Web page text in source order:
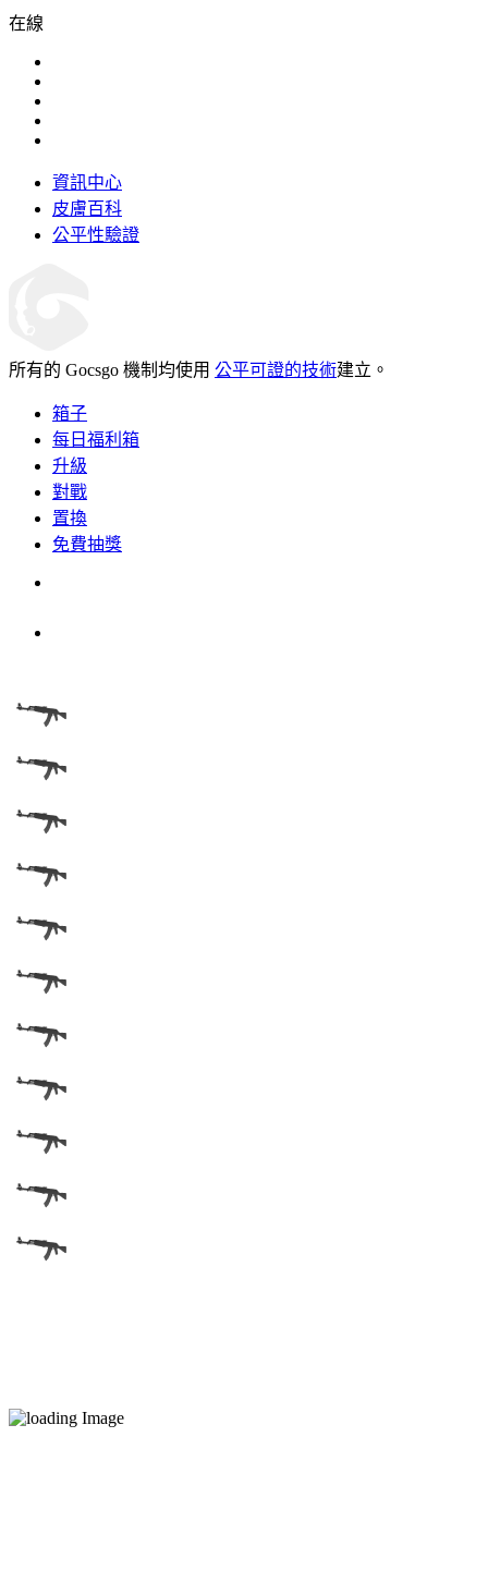
在線
資訊中心
皮膚百科
公平性驗證
所有的 Gocsgo 機制均使用 公平可證的技術建立。
箱子
每日福利箱
升級
對戰
置換
免費抽獎